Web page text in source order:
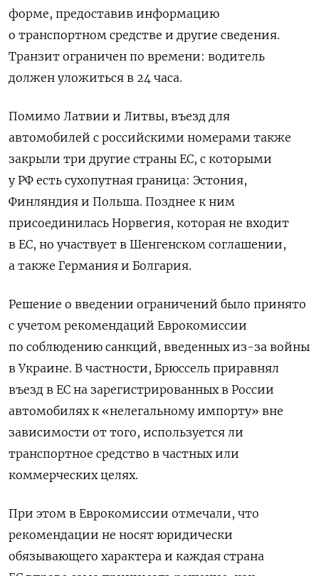
форме, предоставив информацию
о транспортном средстве и другие сведения.
Транзит ограничен по времени: водитель
должен уложиться в 24 часа.
Помимо Латвии и Литвы, въезд для
автомобилей с российскими номерами также
закрыли три другие страны ЕС, с которыми
у РФ есть сухопутная граница: Эстония,
Финляндия и Польша. Позднее к ним
присоединилась Норвегия, которая не входит
в ЕС, но участвует в Шенгенском соглашении,
а также Германия и Болгария.
Решение о введении ограничений было принято
с учетом рекомендаций Еврокомиссии
по соблюдению санкций, введенных из-за войны
в Украине. В частности, Брюссель приравнял
въезд в ЕС на зарегистрированных в России
автомобилях к «нелегальному импорту» вне
зависимости от того, используется ли
транспортное средство в частных или
коммерческих целях.
При этом в Еврокомиссии отмечали, что
рекомендации не носят юридически
обязывающего характера и каждая страна